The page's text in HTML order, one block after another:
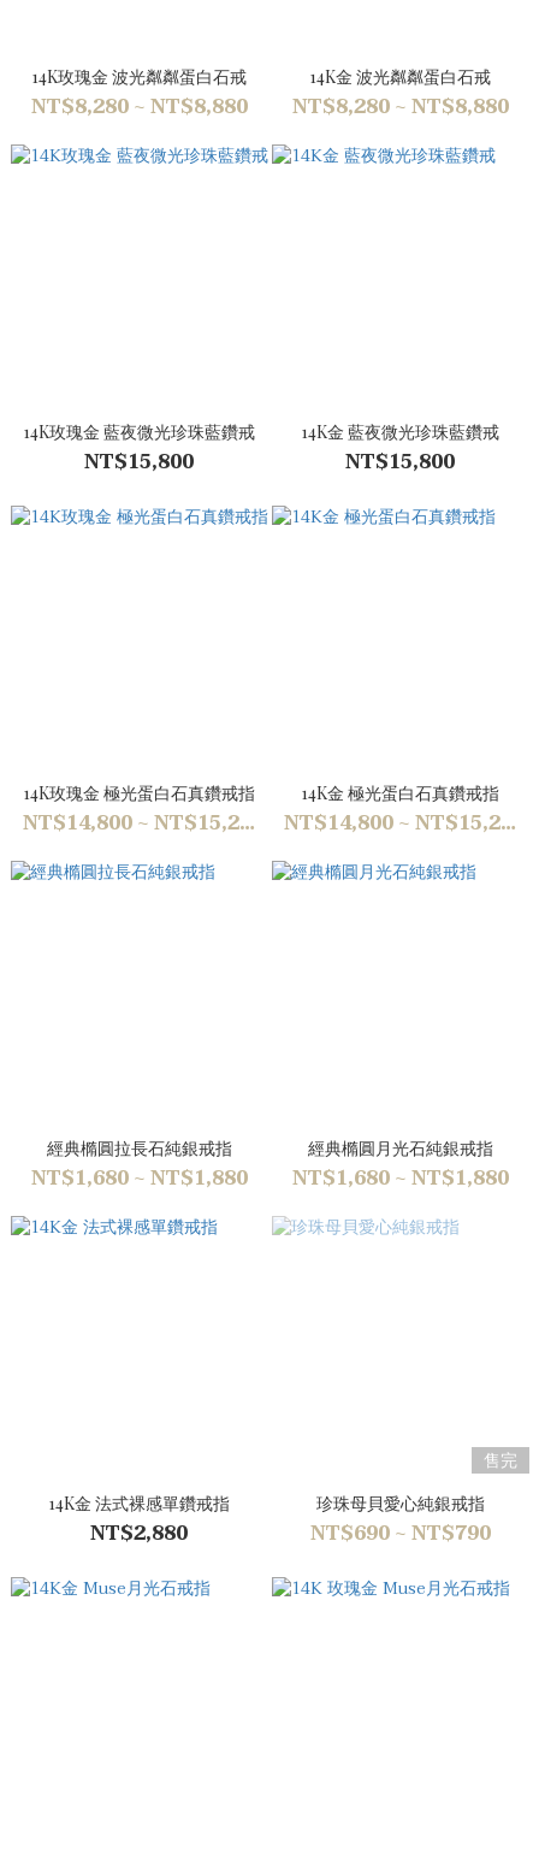
14K玫瑰金 波光粼粼蛋白石戒
NT$8,280 ~ NT$8,880
14K金 波光粼粼蛋白石戒
NT$8,280 ~ NT$8,880
14K玫瑰金 藍夜微光珍珠藍鑽戒
NT$15,800
14K金 藍夜微光珍珠藍鑽戒
NT$15,800
14K玫瑰金 極光蛋白石真鑽戒指
NT$14,800 ~ NT$15,200
14K金 極光蛋白石真鑽戒指
NT$14,800 ~ NT$15,200
經典橢圓拉長石純銀戒指
NT$1,680 ~ NT$1,880
經典橢圓月光石純銀戒指
NT$1,680 ~ NT$1,880
14K金 法式裸感單鑽戒指
NT$2,880
售完
珍珠母貝愛心純銀戒指
NT$690 ~ NT$790